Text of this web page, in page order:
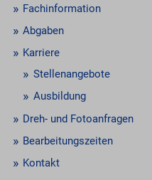
Fachinformation
Abgaben
Karriere
Stellenangebote
Ausbildung
Dreh- und Fotoanfragen
Bearbeitungszeiten
Kontakt